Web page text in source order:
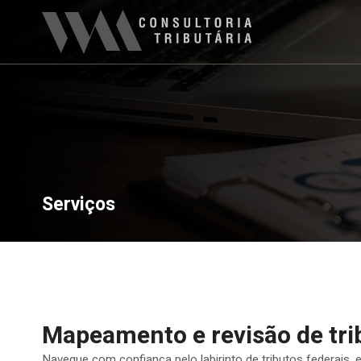
Serviços
Mapeamento e revisão de